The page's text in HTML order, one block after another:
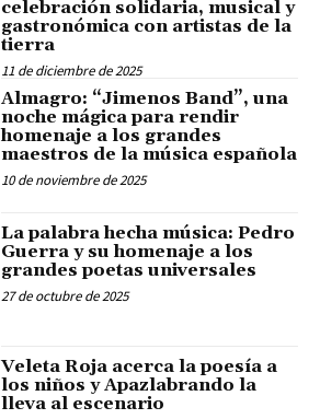
celebración solidaria, musical y
gastronómica con artistas de la
tierra
11 de diciembre de 2025
Almagro: “Jimenos Band”, una
noche mágica para rendir
homenaje a los grandes
maestros de la música española
10 de noviembre de 2025
La palabra hecha música: Pedro
Guerra y su homenaje a los
grandes poetas universales
27 de octubre de 2025
Veleta Roja acerca la poesía a
los niños y Apazlabrando la
lleva al escenario